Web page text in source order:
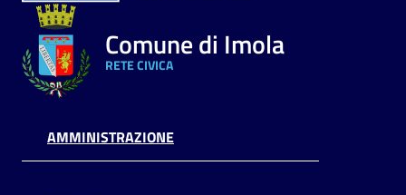
Argomenti
PNRR
line
Comune di Imola
RETE CIVICA
AMMINISTRAZIONE